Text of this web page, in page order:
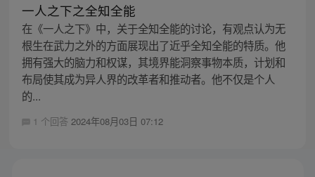
一人之下之全知全能
在《一人之下》中，关于全知全能的讨论，有观点认为无
根生在武力之外的方面展现出了近乎全知全能的特质。他
拥有强大的脑力和权谋，其境界能洞察事物本质，计划和
布局使其成为异人界的改革者和推动者。他不仅是个人
的...
1 个回答 2024年08月03日 07:12